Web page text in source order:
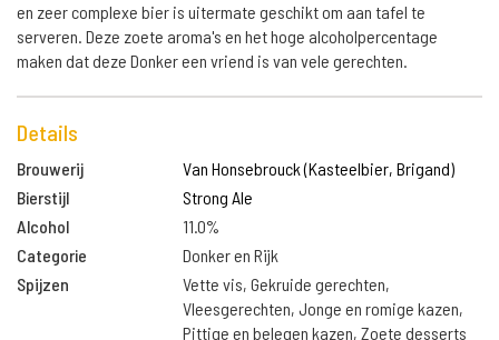
en zeer complexe bier is uitermate geschikt om aan tafel te
serveren. Deze zoete aroma's en het hoge alcoholpercentage
maken dat deze Donker een vriend is van vele gerechten.
Details
Brouwerij
Van Honsebrouck (Kasteelbier, Brigand)
Bierstijl
Strong Ale
Alcohol
11.0%
Categorie
Donker en Rijk
Spijzen
Vette vis, Gekruide gerechten,
Vleesgerechten, Jonge en romige kazen,
Pittige en belegen kazen, Zoete desserts